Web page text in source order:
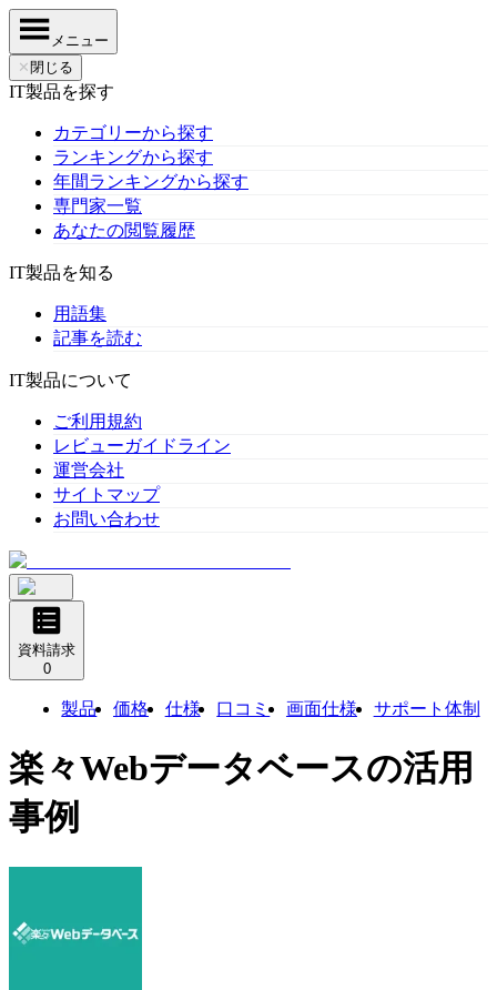
メニュー
✕ 閉じる
IT製品を探す
カテゴリーから探す
ランキングから探す
年間ランキングから探す
専門家一覧
あなたの閲覧履歴
IT製品を知る
用語集
記事を読む
IT製品について
ご利用規約
レビューガイドライン
運営会社
サイトマップ
お問い合わせ
資料請求
0
製品 価格 仕様 口コミ 画面仕様 サポート体制
楽々Webデータベースの活用
事例